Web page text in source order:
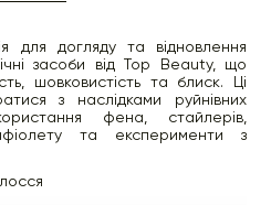
для догляду та відновлення
засоби від Top Beauty, що
шовковистість та блиск. Ці
з наслідками руйнівних
фена, стайлерів,
та експерименти з